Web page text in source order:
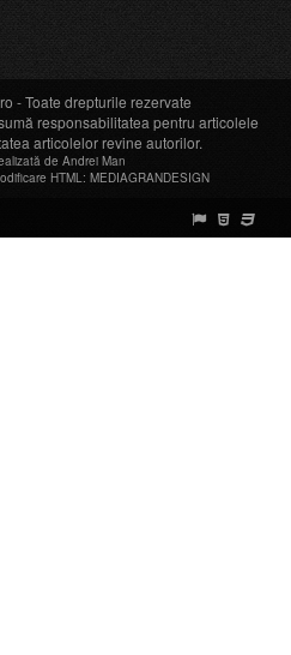
- Toate drepturile rezervate
responsabilitatea pentru articolele
articolelor revine autorilor.
de Andrei Man
HTML: MEDIAGRANDESIGN